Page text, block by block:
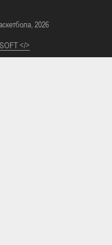
2026
</>